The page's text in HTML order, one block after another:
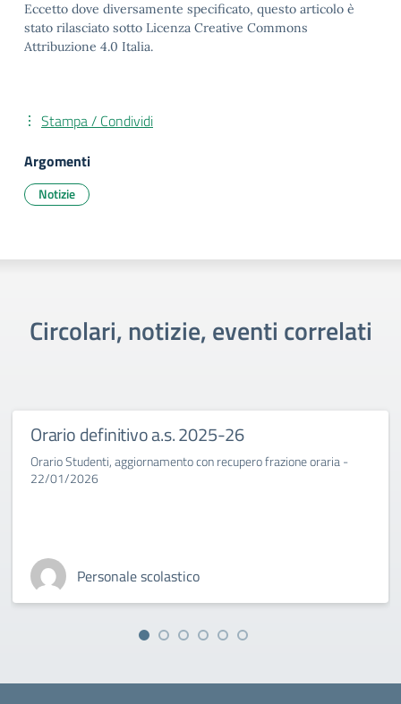
Eccetto dove diversamente specificato, questo articolo è
stato rilasciato sotto Licenza Creative Commons
Attribuzione 4.0 Italia.
Stampa / Condividi
Argomenti
Notizie
Circolari, notizie, eventi correlati
Orario definitivo a.s. 2025-26
Orario Studenti, aggiornamento con recupero frazione oraria -
22/01/2026
Personale scolastico